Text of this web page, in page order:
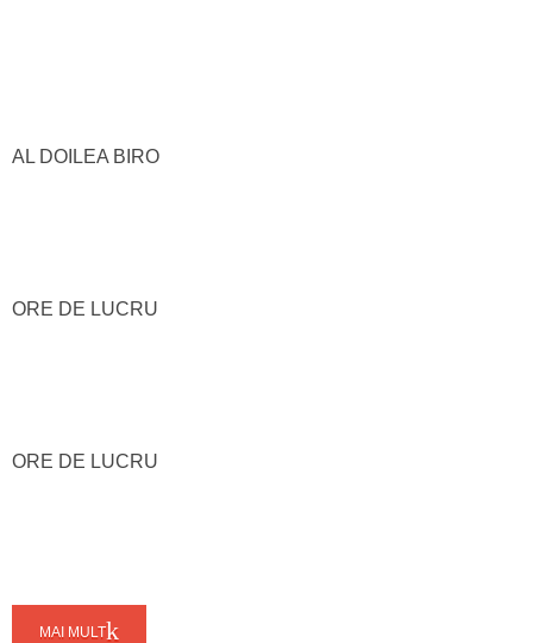
AL DOILEA BIRO
ORE DE LUCRU
ORE DE LUCRU
MAI MULT